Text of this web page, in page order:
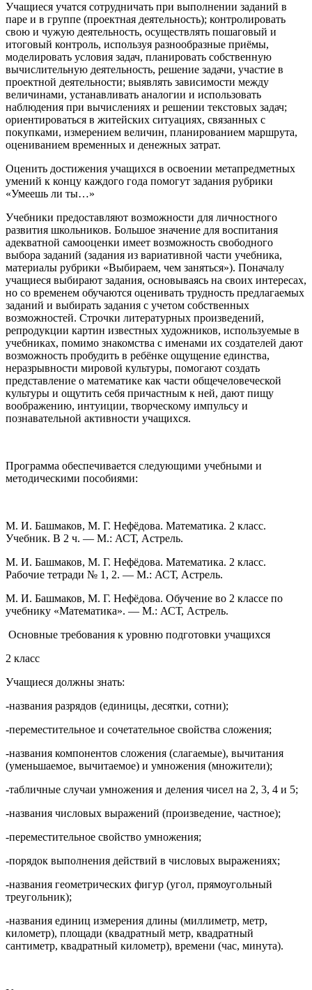
Учащиеся учатся сотрудничать при выполнении заданий в
паре и в группе (проектная деятельность); контролировать
свою и чужую деятельность, осуществлять пошаговый и
итоговый контроль, используя разнообразные приёмы,
моделировать условия задач, планировать собственную
вычислительную деятельность, решение задачи, участие в
проектной деятельности; выявлять зависимости между
величинами, устанавливать аналогии и использовать
наблюдения при вычислениях и решении текстовых задач;
ориентироваться в житейских ситуациях, связанных с
покупками, измерением величин, планированием маршрута,
оцениванием временных и денежных затрат.
Оценить достижения учащихся в освоении метапредметных
умений к концу каждого года помогут задания рубрики
«Умеешь ли ты…»
Учебники предоставляют возможности для личностного
развития школьников. Большое значение для воспитания
адекватной самооценки имеет возможность свободного
выбора заданий (задания из вариативной части учебника,
материалы рубрики «Выбираем, чем заняться»). Поначалу
учащиеся выбирают задания, основываясь на своих интересах,
но со временем обучаются оценивать трудность предлагаемых
заданий и выбирать задания с учетом собственных
возможностей. Строчки литературных произведений,
репродукции картин известных художников, используемые в
учебниках, помимо знакомства с именами их создателей дают
возможность пробудить в ребёнке ощущение единства,
неразрывности мировой культуры, помогают создать
представление о математике как части общечеловеческой
культуры и ощутить себя причастным к ней, дают пищу
воображению, интуиции, творческому импульсу и
познавательной активности учащихся.
Программа обеспечивается следующими учебными и
методическими пособиями:
М. И. Башмаков, М. Г. Нефёдова. Математика. 2 класс.
Учебник. В 2 ч. — М.: АСТ, Астрель.
М. И. Башмаков, М. Г. Нефёдова. Математика. 2 класс.
Рабочие тетради № 1, 2. — М.: АСТ, Астрель.
М. И. Башмаков, М. Г. Нефёдова. Обучение во 2 классе по
учебнику «Математика». — М.: АСТ, Астрель.
Основные требования к уровню подготовки учащихся
2 класс
Учащиеся должны знать:
-названия разрядов (единицы, десятки, сотни);
-переместительное и сочетательное свойства сложения;
-названия компонентов сложения (слагаемые), вычитания
(уменьшаемое, вычитаемое) и умножения (множители);
-табличные случаи умножения и деления чисел на 2, 3, 4 и 5;
-названия числовых выражений (произведение, частное);
-переместительное свойство умножения;
-порядок выполнения действий в числовых выражениях;
-названия геометрических фигур (угол, прямоугольный
треугольник);
-названия единиц измерения длины (миллиметр, метр,
километр), площади (квадратный метр, квадратный
сантиметр, квадратный километр), времени (час, минута).